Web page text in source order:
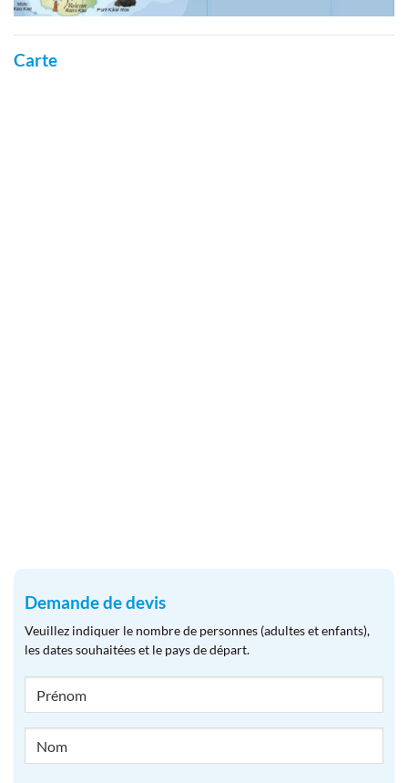
Carte
Demande de devis
Veuillez indiquer le nombre de personnes (adultes et enfants),
les dates souhaitées et le pays de départ.